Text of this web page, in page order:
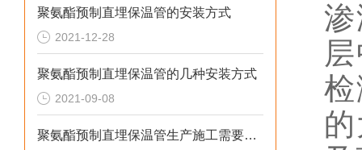
聚氨酯预制直埋保温管的安装方式
2021-12-28
聚氨酯预制直埋保温管的几种安装方式
2021-09-08
聚氨酯预制直埋保温管生产施工需要注意的问题